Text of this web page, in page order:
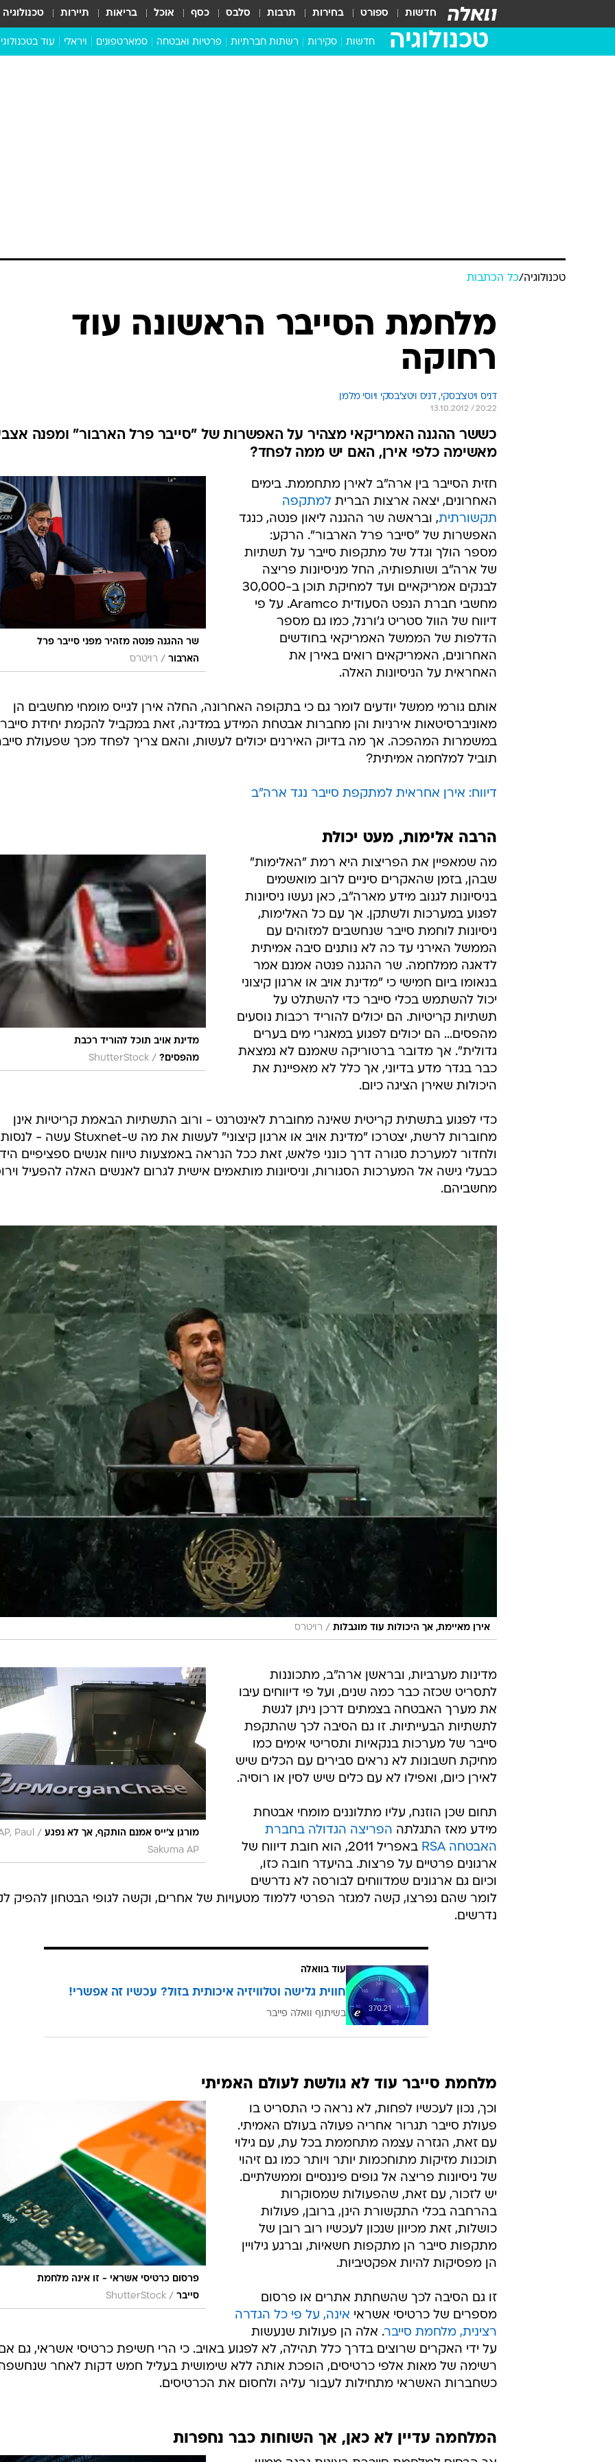
חדשות ספורט בחירות תרבות סלבס כסף אוכל בריאות תיירות טכנולוגיה
טכנולוגיה חדשות סקירות רשתות חברתיות פרטיות ואבטחה סמארטפונים ויראלי עוד
טכנולוגיה/כל הכתבות
מלחמת הסייבר הראשונה עוד
רחוקה
דניס ויטצ'בסקי, דניס ויטצ'בסקי ויוסי מלמן
13.10.2012 / 20:22
כששר ההגנה האמריקאי מצהיר על האפשרות של "סייבר פרל הארבור" ומפנה
מאשימה כלפי אירן, האם יש ממה לפחד?
שר ההגנה פנטה מזהיר מפני סייבר פרל
הארבור / רויטרס
חזית הסייבר בין ארה"ב לאירן מתחממת. בימים
האחרונים, יצאה ארצות הברית למתקפה
תקשורתית, ובראשה שר ההגנה ליאון פנטה, כנגד
האפשרות של "סייבר פרל הארבור". הרקע:
מספר הולך וגדל של מתקפות סייבר על תשתיות
של ארה"ב ושותפותיה, החל מניסיונות פריצה
לבנקים אמריקאיים ועד למחיקת תוכן ב-30,000
מחשבי חברת הנפט הסעודית Aramco. על פי
דיווח של הוול סטריט ג'ורנל, כמו גם מספר
הדלפות של הממשל האמריקאי בחודשים
האחרונים, האמריקאים רואים באירן את
האחראית על הניסיונות האלה.
אותם גורמי ממשל יודעים לומר גם כי בתקופה האחרונה, החלה אירן לגייס מומחי מחשבים הן
מאוניברסיטאות אירניות והן מחברות אבטחת המידע במדינה, זאת במקביל להקמת יחידת סייבר
במשמרות המהפכה. אך מה בדיוק האירנים יכולים לעשות, והאם צריך לפחד מכך שפעולת
תוביל למלחמה אמיתית?
דיווח: אירן אחראית למתקפת סייבר נגד ארה"ב
הרבה אלימות, מעט יכולת
מדינת אויב תוכל להוריד רכבת
מהפסים? /
ShutterStock
מה שמאפיין את הפריצות היא רמת "האלימות"
שבהן, בזמן שהאקרים סיניים לרוב מואשמים
בניסיונות לגנוב מידע מארה"ב, כאן נעשו ניסיונות
לפגוע במערכות ולשתקן. אך עם כל האלימות,
ניסיונות לוחמת סייבר שנחשבים למזוהים עם
הממשל האירני עד כה לא נותנים סיבה אמיתית
לדאגה ממלחמה. שר ההגנה פנטה אמנם אמר
בנאומו ביום חמישי כי "מדינת אויב או ארגון קיצוני
יכול להשתמש בכלי סייבר כדי להשתלט על
תשתיות קריטיות. הם יכולים להוריד רכבות נוסעים
מהפסים... הם יכולים לפגוע במאגרי מים בערים
גדולית". אך מדובר ברטוריקה שאמנם לא נמצאת
כבר בגדר מדע בדיוני, אך כלל לא מאפיינת את
היכולות שאירן הציגה כיום.
כדי לפגוע בתשתית קריטית שאינה מחוברת לאינטרנט - ורוב התשתיות הבאמת קריטיות אינן
מחוברות לרשת, יצטרכו "מדינת אויב או ארגון קיצוני" לעשות את מה ש-Stuxnet עשה - לנסות
ולחדור למערכת סגורה דרך כונני פלאש, זאת ככל הנראה באמצעות טיווח אנשים ספציפיים
כבעלי גישה אל המערכות הסגורות, וניסיונות מותאמים אישית לגרום לאנשים האלה להפעיל
מחשביהם.
אירן מאיימת, אך היכולות עוד מוגבלות / רויטרס
מורגן צ'ייס אמנם הותקף, אך לא נפגע /
Paul
Sakuma AP
מדינות מערביות, ובראשן ארה"ב, מתכוננות
לתסריט שכזה כבר כמה שנים, ועל פי דיווחים עיבו
את מערך האבטחה בצמתים דרכן ניתן לגשת
לתשתיות הבעייתיות. זו גם הסיבה לכך שהתקפת
סייבר של מערכות בנקאיות ותסריטי אימים כמו
מחיקת חשבונות לא נראים סבירים עם הכלים שיש
לאירן כיום, ואפילו לא עם כלים שיש לסין או רוסיה.
תחום שכן הוזנח, עליו מתלוננים מומחי אבטחת
מידע מאז התגלתה הפריצה הגדולה בחברת
האבטחה RSA
באפריל 2011, הוא חובת דיווח של
ארגונים פרטיים על פרצות. בהיעדר חובה כזו,
וכיום גם ארגונים שמדווחים לבורסה לא נדרשים
לומר שהם נפרצו, קשה למגזר הפרטי ללמוד מטעויות של אחרים, וקשה לגופי הבטחון להפיק
נדרשים.
עוד בוואלה
חווית גלישה וטלוויזיה איכותית בזול? עכשיו זה אפשרי!
בשיתוף וואלה פייבר
מלחמת סייבר עוד לא גולשת לעולם האמיתי
פרסום כרטיסי אשראי - זו אינה מלחמת
סייבר /
ShutterStock
וכך, נכון לעכשיו לפחות, לא נראה כי התסריט בו
פעולת סייבר תגרור אחריה פעולה בעולם האמיתי.
עם זאת, הגזרה עצמה מתחממת בכל עת, עם גילוי
תוכנות מזיקות מתוחכמות יותר ויותר כמו גם זיהוי
של ניסיונות פריצה אל גופים פיננסיים וממשלתיים.
יש לזכור, עם זאת, שהפעולות שמסוקרות
בהרחבה בכלי התקשורת הינן, ברובן, פעולות
כושלות, זאת מכיוון שנכון לעכשיו רוב רובן של
מתקפות סייבר הן מתקפות חשאיות, וברגע גילויין
הן מפסיקות להיות אפקטיביות.
זו גם הסיבה לכך שהשחתת אתרים או פרסום
מספרים של כרטיסי אשראי אינה, על פי כל הגדרה
רצינית, מלחמת סייבר. אלה הן פעולות שנעשות
על ידי האקרים שרוצים בדרך כלל תהילה, לא לפגוע באויב. כי הרי חשיפת כרטיסי אשראי, גם אם
רשימה של מאות אלפי כרטיסים, הופכת אותה ללא שימושית בעליל חמש דקות לאחר
כשחברות האשראי מתחילות לעבור עליה ולחסום את הכרטיסים.
המלחמה עדיין לא כאן, אך השוחות כבר נחפרות